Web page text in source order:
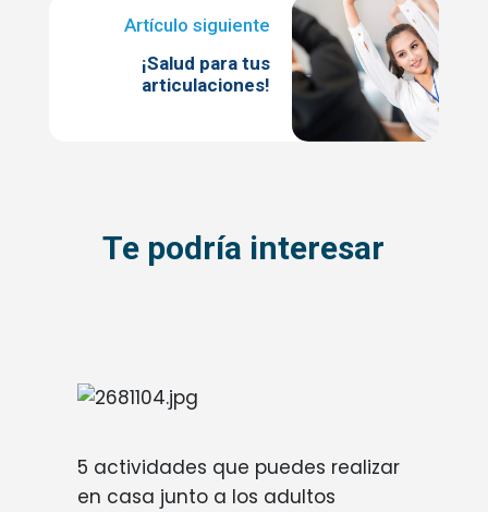
¡Salud para tus
articulaciones!
Te podría interesar
Imagen
5 actividades que puedes realizar
en casa junto a los adultos